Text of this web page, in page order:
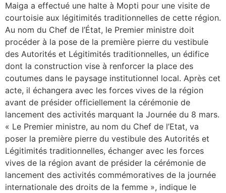
Maiga a effectué une halte à Mopti pour une visite de
courtoisie aux légitimités traditionnelles de cette région.
Au nom du Chef de l’État, le Premier ministre doit
procéder à la pose de la première pierre du vestibule
des Autorités et Légitimités traditionnelles, un édifice
dont la construction vise à renforcer la place des
coutumes dans le paysage institutionnel local. Après cet
acte, il échangera avec les forces vives de la région
avant de présider officiellement la cérémonie de
lancement des activités marquant la Journée du 8 mars.
« Le Premier ministre, au nom du Chef de l’Etat, va
poser la première pierre du vestibule des Autorités et
Légitimités traditionnelles, échanger avec les forces
vives de la région avant de présider la cérémonie de
lancement des activités commémoratives de la journée
internationale des droits de la femme », indique le